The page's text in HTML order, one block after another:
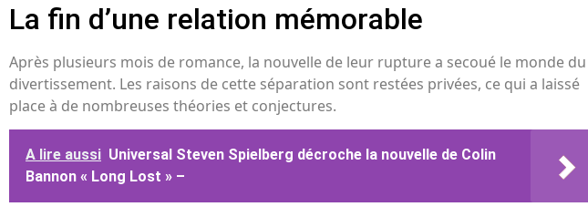
La fin d’une relation mémorable
Après plusieurs mois de romance, la nouvelle de leur rupture a secoué le monde du
divertissement. Les raisons de cette séparation sont restées privées, ce qui a laissé
place à de nombreuses théories et conjectures.
A lire aussi Universal Steven Spielberg décroche la nouvelle de Colin
Bannon « Long Lost » –